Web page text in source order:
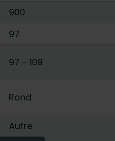
900
97
97 - 109
Rond
Autre